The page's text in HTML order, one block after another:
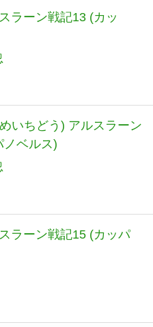
ラーン戦記13 (カッ
いちどう) アルスラーン
ノベルス)
ラーン戦記15 (カッパ